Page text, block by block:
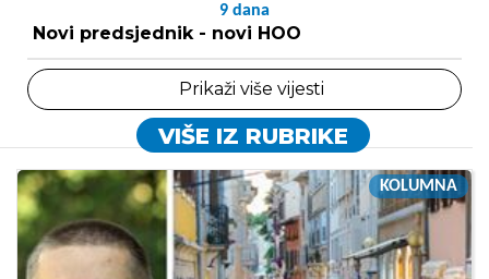
9 dana
Novi predsjednik - novi HOO
Prikaži više vijesti
VIŠE IZ RUBRIKE
KOLUMNA